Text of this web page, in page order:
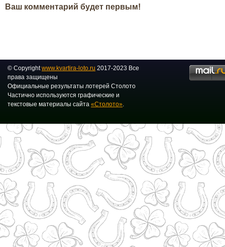
Ваш комментарий будет первым!
© Copyrightwww.kvartira-loto.ru 2017-2023 Все
права защищены
Официальные результаты лотерей Столото
Частично используются графические и
текстовые материалы сайта «Столото»